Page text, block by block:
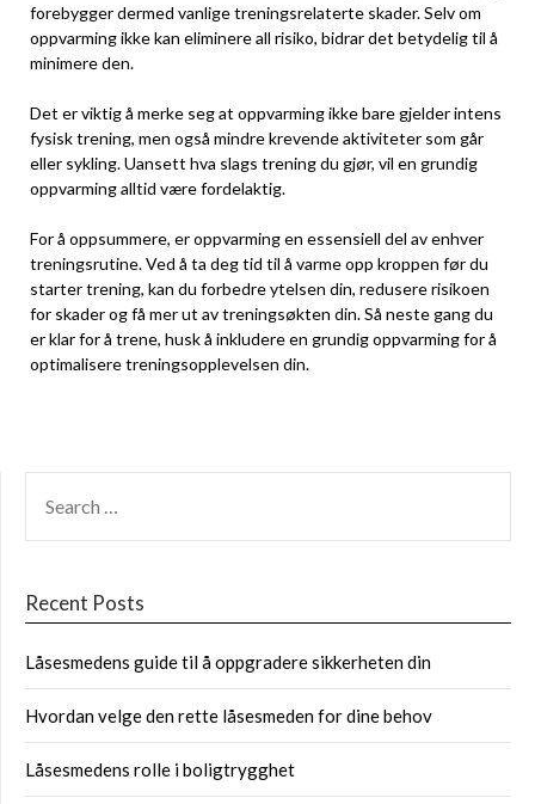
forebygger dermed vanlige treningsrelaterte skader. Selv om
oppvarming ikke kan eliminere all risiko, bidrar det betydelig til å
minimere den.
Det er viktig⁢ å merke seg at⁣ oppvarming ikke bare gjelder intens
fysisk trening, men ⁣også mindre krevende aktiviteter som går
eller ‌sykling. Uansett hva slags trening du gjør, vil en ⁤grundig
oppvarming alltid være fordelaktig.
For å ‌oppsummere, er ‍oppvarming en essensiell del⁤ av enhver
treningsrutine. Ved å ⁢ta deg tid til å‌ varme opp kroppen før du‌
starter trening, kan du forbedre ⁢ytelsen din, redusere⁢ risikoen
for skader ​og få mer ut av ⁢treningsøkten din. Så neste ​gang du
er klar for å trene, husk å inkludere en grundig oppvarming for å
optimalisere treningsopplevelsen din.
FOR:
Recent Posts
Låsesmedens guide til å oppgradere sikkerheten din
Hvordan velge den rette låsesmeden for dine behov
Låsesmedens rolle i boligtrygghet